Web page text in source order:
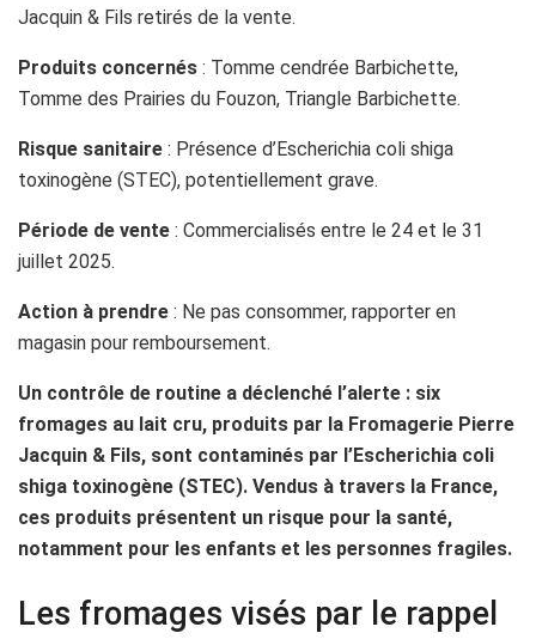
Jacquin & Fils retirés de la vente.
Produits concernés : Tomme cendrée Barbichette,
Tomme des Prairies du Fouzon, Triangle Barbichette.
Risque sanitaire : Présence d’Escherichia coli shiga
toxinogène (STEC), potentiellement grave.
Période de vente : Commercialisés entre le 24 et le 31
juillet 2025.
Action à prendre : Ne pas consommer, rapporter en
magasin pour remboursement.
Un contrôle de routine a déclenché l’alerte : six
fromages au lait cru, produits par la Fromagerie Pierre
Jacquin & Fils, sont contaminés par l’Escherichia coli
shiga toxinogène (STEC). Vendus à travers la France,
ces produits présentent un risque pour la santé,
notamment pour les enfants et les personnes fragiles.
Les fromages visés par le rappel